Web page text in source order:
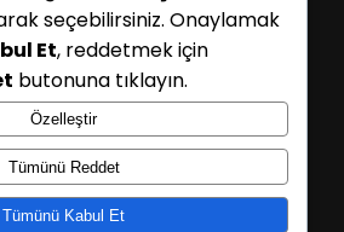
ADMIN → Görünüm → Menüler
yapınız.
ADMIN → Görünüm → Menüler
yapınız.
seçebilirsiniz. Onaylamak
Et, reddetmek için
butonuna tıklayın.
Özelleştir
Tümünü Reddet
Tümünü Kabul Et